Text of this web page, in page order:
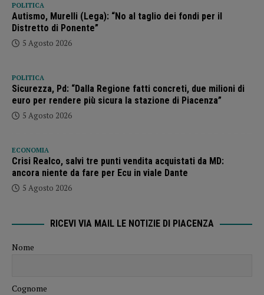
POLITICA
Autismo, Murelli (Lega): “No al taglio dei fondi per il
Distretto di Ponente”
5 Agosto 2026
POLITICA
Sicurezza, Pd: “Dalla Regione fatti concreti, due milioni di
euro per rendere più sicura la stazione di Piacenza”
5 Agosto 2026
ECONOMIA
Crisi Realco, salvi tre punti vendita acquistati da MD:
ancora niente da fare per Ecu in viale Dante
5 Agosto 2026
RICEVI VIA MAIL LE NOTIZIE DI PIACENZA
Nome
Cognome